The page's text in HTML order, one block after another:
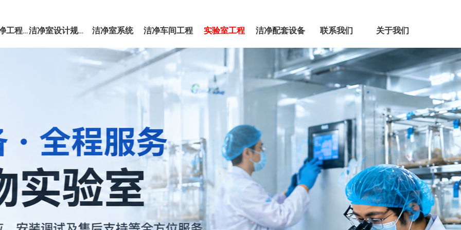
EPC洁净工程服务 洁净室设计规范 洁净室系统 洁净车间工程 实验室工程 洁净配套设备 联系我们 关于我们